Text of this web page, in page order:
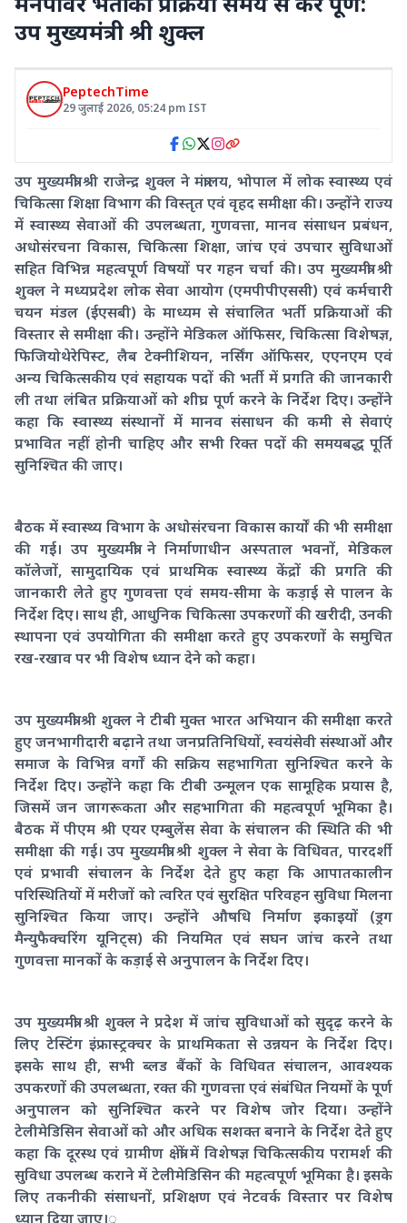
उप मुख्यमंत्री श्री शुक्ल
PeptechTime
29 जुलाई 2026, 05:24 pm IST
उप मुख्यमंत्री श्री राजेन्द्र शुक्ल ने मंत्रालय, भोपाल में लोक स्वास्थ्य एवं
चिकित्सा शिक्षा विभाग की विस्तृत एवं वृहद समीक्षा की। उन्होंने राज्य
में स्वास्थ्य सेवाओं की उपलब्धता, गुणवत्ता, मानव संसाधन प्रबंधन,
अधोसंरचना विकास, चिकित्सा शिक्षा, जांच एवं उपचार सुविधाओं
सहित विभिन्न महत्वपूर्ण विषयों पर गहन चर्चा की। उप मुख्यमंत्री श्री
शुक्ल ने मध्यप्रदेश लोक सेवा आयोग (एमपीपीएससी) एवं कर्मचारी
चयन मंडल (ईएसबी) के माध्यम से संचालित भर्ती प्रक्रियाओं की
विस्तार से समीक्षा की। उन्होंने मेडिकल ऑफिसर, चिकित्सा विशेषज्ञ,
फिजियोथेरेपिस्ट, लैब टेक्नीशियन, नर्सिंग ऑफिसर, एएनएम एवं
अन्य चिकित्सकीय एवं सहायक पदों की भर्ती में प्रगति की जानकारी
ली तथा लंबित प्रक्रियाओं को शीघ्र पूर्ण करने के निर्देश दिए। उन्होंने
कहा कि स्वास्थ्य संस्थानों में मानव संसाधन की कमी से सेवाएं
प्रभावित नहीं होनी चाहिए और सभी रिक्त पदों की समयबद्ध पूर्ति
सुनिश्चित की जाए।
बैठक में स्वास्थ्य विभाग के अधोसंरचना विकास कार्यों की भी समीक्षा
की गई। उप मुख्यमंत्री ने निर्माणाधीन अस्पताल भवनों, मेडिकल
कॉलेजों, सामुदायिक एवं प्राथमिक स्वास्थ्य केंद्रों की प्रगति की
जानकारी लेते हुए गुणवत्ता एवं समय-सीमा के कड़ाई से पालन के
निर्देश दिए। साथ ही, आधुनिक चिकित्सा उपकरणों की खरीदी, उनकी
स्थापना एवं उपयोगिता की समीक्षा करते हुए उपकरणों के समुचित
रख-रखाव पर भी विशेष ध्यान देने को कहा।
उप मुख्यमंत्री श्री शुक्ल ने टीबी मुक्त भारत अभियान की समीक्षा करते
हुए जनभागीदारी बढ़ाने तथा जनप्रतिनिधियों, स्वयंसेवी संस्थाओं और
समाज के विभिन्न वर्गों की सक्रिय सहभागिता सुनिश्चित करने के
निर्देश दिए। उन्होंने कहा कि टीबी उन्मूलन एक सामूहिक प्रयास है,
जिसमें जन जागरूकता और सहभागिता की महत्वपूर्ण भूमिका है।
बैठक में पीएम श्री एयर एम्बुलेंस सेवा के संचालन की स्थिति की भी
समीक्षा की गई। उप मुख्यमंत्री श्री शुक्ल ने सेवा के विधिवत, पारदर्शी
एवं प्रभावी संचालन के निर्देश देते हुए कहा कि आपातकालीन
परिस्थितियों में मरीजों को त्वरित एवं सुरक्षित परिवहन सुविधा मिलना
सुनिश्चित किया जाए। उन्होंने औषधि निर्माण इकाइयों (ड्रग
मैन्युफैक्चरिंग यूनिट्स) की नियमित एवं सघन जांच करने तथा
गुणवत्ता मानकों के कड़ाई से अनुपालन के निर्देश दिए।
उप मुख्यमंत्री श्री शुक्ल ने प्रदेश में जांच सुविधाओं को सुदृढ़ करने के
लिए टेस्टिंग इंफ्रास्ट्रक्चर के प्राथमिकता से उन्नयन के निर्देश दिए।
इसके साथ ही, सभी ब्लड बैंकों के विधिवत संचालन, आवश्यक
उपकरणों की उपलब्धता, रक्त की गुणवत्ता एवं संबंधित नियमों के पूर्ण
अनुपालन को सुनिश्चित करने पर विशेष जोर दिया। उन्होंने
टेलीमेडिसिन सेवाओं को और अधिक सशक्त बनाने के निर्देश देते हुए
कहा कि दूरस्थ एवं ग्रामीण क्षेत्रों में विशेषज्ञ चिकित्सकीय परामर्श की
सुविधा उपलब्ध कराने में टेलीमेडिसिन की महत्वपूर्ण भूमिका है। इसके
लिए तकनीकी संसाधनों, प्रशिक्षण एवं नेटवर्क विस्तार पर विशेष
ध्यान दिया जाए।ृ